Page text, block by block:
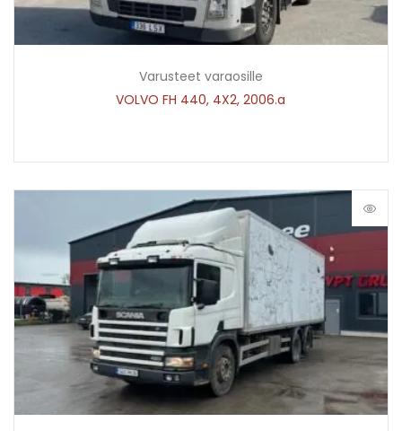
Varusteet varaosille
VOLVO FH 440, 4X2, 2006.a